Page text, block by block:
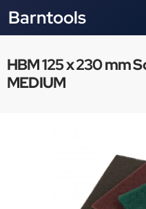
Barntools
HBM 125 x 230 mm
MEDIUM